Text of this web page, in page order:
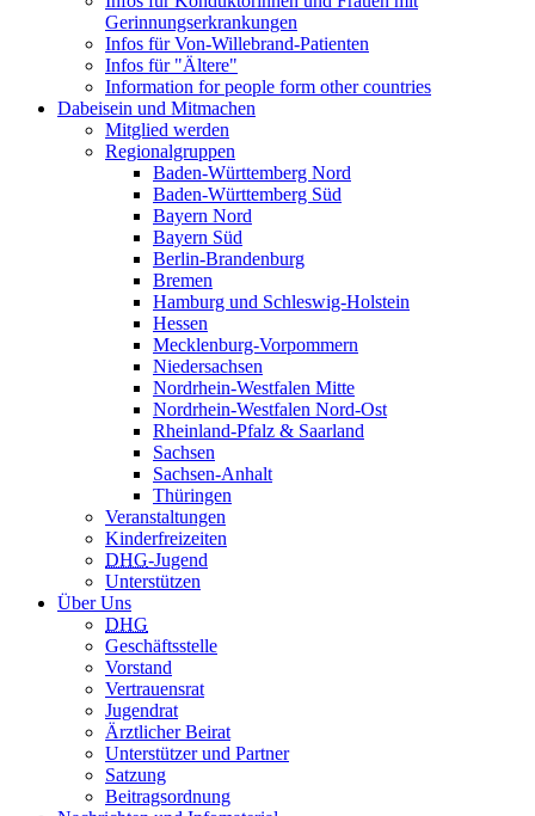
Gerinnungserkrankungen
Infos für Von-Willebrand-Patienten
Infos für "Ältere"
Information for people form other countries
Dabeisein und Mitmachen
Mitglied werden
Regionalgruppen
Baden-Württemberg Nord
Baden-Württemberg Süd
Bayern Nord
Bayern Süd
Berlin-Brandenburg
Bremen
Hamburg und Schleswig-Holstein
Hessen
Mecklenburg-Vorpommern
Niedersachsen
Nordrhein-Westfalen Mitte
Nordrhein-Westfalen Nord-Ost
Rheinland-Pfalz & Saarland
Sachsen
Sachsen-Anhalt
Thüringen
Veranstaltungen
Kinderfreizeiten
DHG-Jugend
Unterstützen
Über Uns
DHG
Geschäftsstelle
Vorstand
Vertrauensrat
Jugendrat
Ärztlicher Beirat
Unterstützer und Partner
Satzung
Beitragsordnung